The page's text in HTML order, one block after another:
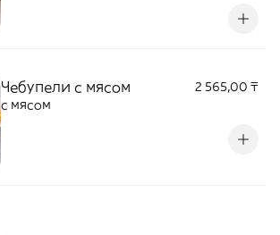
Чебупели с мясом
2 565,00 ₸
с мясом